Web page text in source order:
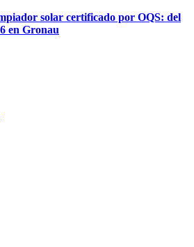
solar certificado por OQS: del
en Gronau